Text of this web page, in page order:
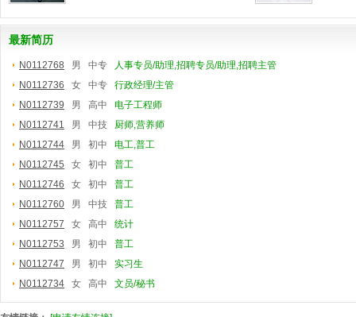
最新简历
N0112768 男 中专
人事专员/助理,招聘专员/助理,招聘主管
N0112736 女 中专 行政经理/主管
N0112739 男 高中 电子工程师
N0112741 男 中技 厨师,营养师
N0112744 男 初中 电工,普工
N0112745 女 初中 普工
N0112746 女 初中 普工
N0112760 男 中技 普工
N0112757 女 高中 统计
N0112753 男 初中 普工
N0112747 男 初中 实习生
N0112734 女 高中 文员/秘书